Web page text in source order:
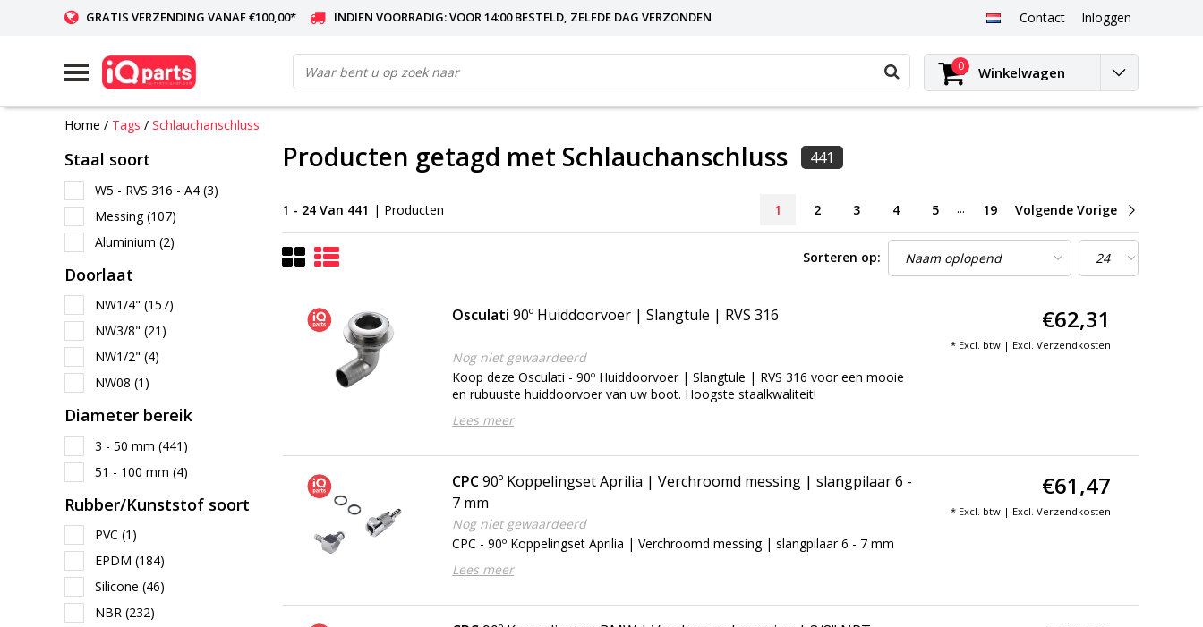
GRATIS VERZENDING VANAF €100,00* INDIEN VOORRADIG: VOOR 14:00 BESTELD, ZELFDE DAG VERZONDEN Contact Inloggen
0 Winkelwagen
Home / Tags / Schlauchanschluss
Staal soort
W5 - RVS 316 - A4 (3)
Messing(107)
Aluminium (2)
Doorlaat
NW1/4" (157)
NW3/8" (21)
NW1/2" (4)
NW08 (1)
Diameter bereik
3 - 50 mm (441)
51 - 100 mm (4)
Rubber/Kunststof soort
PVC (1)
EPDM (184)
Silicone (46)
NBR (232)
Producten getagd met Schlauchanschluss 441
1 - 24 Van 441 | Producten 1 2 3 4 5 ... 19 Volgende Vorige
Sorteren op:
Osculati 90º Huiddoorvoer | Slangtule | RVS 316
Nog niet gewaardeerd
Koop deze Osculati - 90º Huiddoorvoer | Slangtule | RVS 316 voor een mooie
en rubuuste huiddoorvoer van uw boot. Hoogste staalkwaliteit!
Lees meer
€62,31
* Excl. btw | Excl. Verzendkosten
CPC90º Koppelingset Aprilia | Verchroomd messing | slangpilaar 6 -
7 mm
Nog niet gewaardeerd
CPC - 90º Koppelingset Aprilia | Verchroomd messing | slangpilaar 6 - 7 mm
Lees meer
€61,47
* Excl. btw | Excl. Verzendkosten